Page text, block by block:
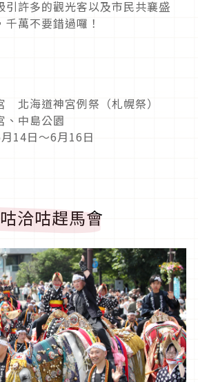
引許多的觀光客以及市民共襄盛
萬不要錯過囉！
北海道神宮例祭（札幌祭）
中島公園
14日～6月16日
洽咕趕馬會